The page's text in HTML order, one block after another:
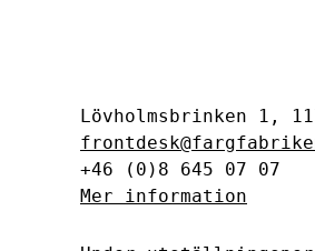
Lövholmsbrinken 1,
+46 (0)8 645 07 07
Mer information